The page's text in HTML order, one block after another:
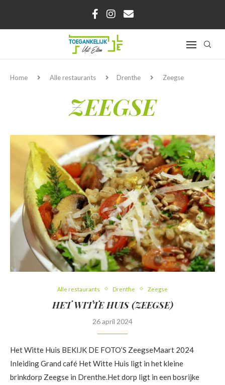
Home Alle restaurants Drenthe Zeegse
ZEEGSE
Alle restaurants Drenthe Zeegse
HET WITTE HUIS (ZEEGSE)
26 april 2024
Het Witte Huis BEKIJK DE FOTO’S ZeegseMaart 2024
Inleiding Grand café Het Witte Huis ligt in het kleine
brinkdorp Zeegse in Drenthe.Het dorp ligt in een bosrijke